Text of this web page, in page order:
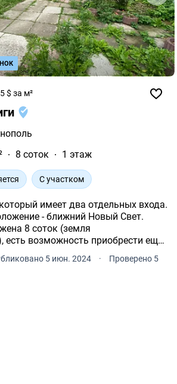
$ за м²
8 соток 1 этаж
С участком
имеет два отдельных входа.
- ближний Новый Свет.
8 соток (земля
есть возможность приобрести еще
Установлено видеонаблюдение.
5 июн. 2024 ·
Проверено 5